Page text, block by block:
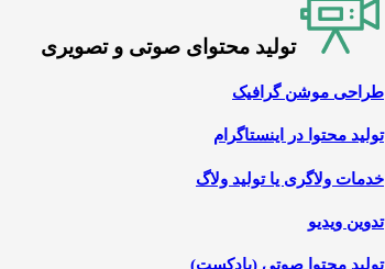
تولید محتوای صوتی و تصویری
طراحی موشن گرافیک
تولید محتوا در اینستاگرام
خدمات ولاگری یا تولید ولاگ
تدوین ویدیو
تولید محتوا صوتی (پادکست)